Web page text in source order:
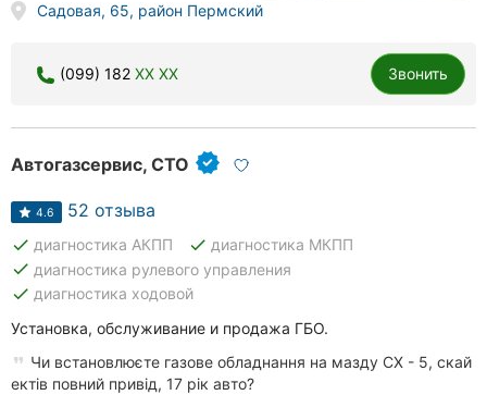
Садовая, 65, район Пермский
(099) 182 XX XX Звонить
Автогазсервис, СТО
4.6 52 отзыва
done диагностика АКПП done диагностика МКПП
done диагностика рулевого управления
done диагностика ходовой
Установка, обслуживание и продажа ГБО.
Чи встановлюєте газове обладнання на мазду СХ - 5, скай
ектів повний привід, 17 рік авто?